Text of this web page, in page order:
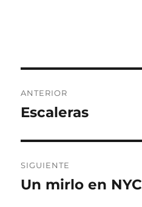
de
ANTERIOR
Entrada
Escaleras
SIGUIENTE
Entrada
Un mirlo en NYC